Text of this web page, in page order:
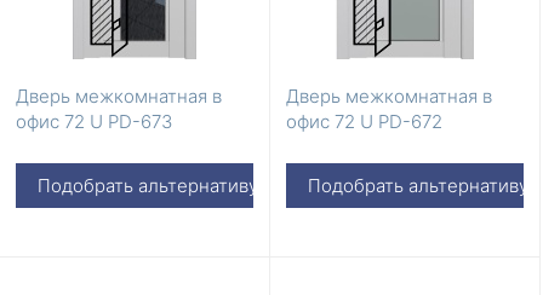
Дверь межкомнатная в
офис 72 U PD-673
Подобрать альтернативу
Дверь межкомнатная в
офис 72 U PD-672
Подобрать альтернативу